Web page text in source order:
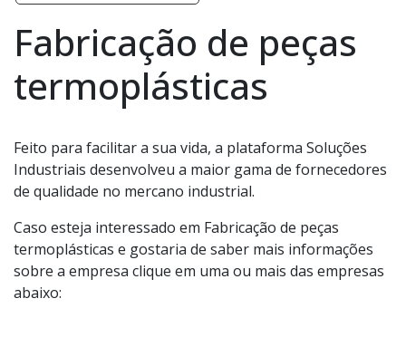
Fabricação de peças
termoplásticas
Feito para facilitar a sua vida, a plataforma Soluções
Industriais desenvolveu a maior gama de fornecedores
de qualidade no mercano industrial.
Caso esteja interessado em Fabricação de peças
termoplásticas e gostaria de saber mais informações
sobre a empresa clique em uma ou mais das empresas
abaixo: